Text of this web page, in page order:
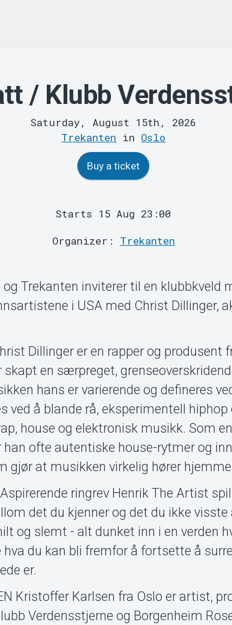
/ Klubb
Saturday, August 15th, 2026
Trekanten in Oslo
Buy a ticket
Starts 15 Aug 23:00
Organizer: Trekanten
Trekanten inviterer til en klubbkveld
i USA med Christ Dillinger,
Dillinger er en rapper og produsent
en særpreget,
hans er varierende og defineres
ved å blande rå, eksperimentell
house og elektronisk musikk. Som en
ofte autentiske house-rytmer og
gjør at musikken virkelig hører
ringrev Henrik The Artist
det du kjenner og det du ikke visste
og slemt - alt dunket inn i en verden
hva du kan bli fremfor å fortsette å
er.
Kristoffer Karlsen fra Oslo er artist,
Verdensstjerne og Borgenheim